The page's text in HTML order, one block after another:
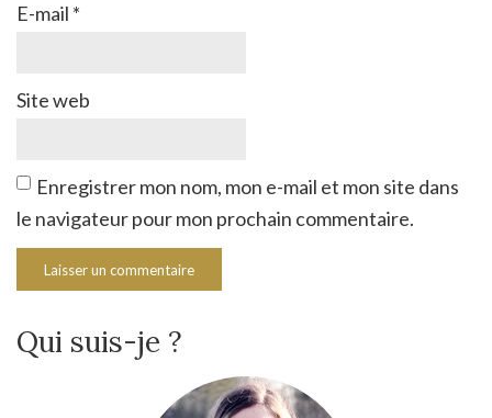
E-mail *
Site web
Enregistrer mon nom, mon e-mail et mon site dans
le navigateur pour mon prochain commentaire.
Qui suis-je ?